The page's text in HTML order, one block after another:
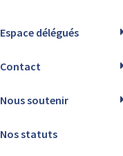
Espace délégués
Contact
Nous soutenir
Nos statuts